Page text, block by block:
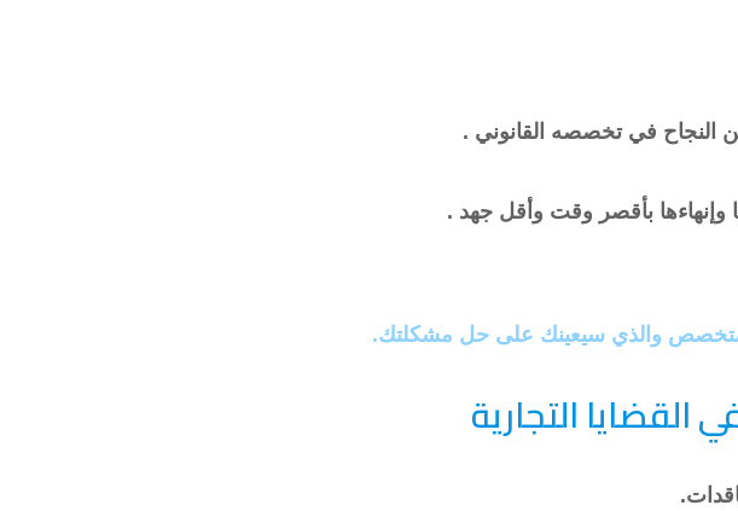
في تخصصه القانوني .
وإنهاءها بأقصر وقت وأقل جهد .
والذي سيعينك على حل مشكلتك.
التجارية